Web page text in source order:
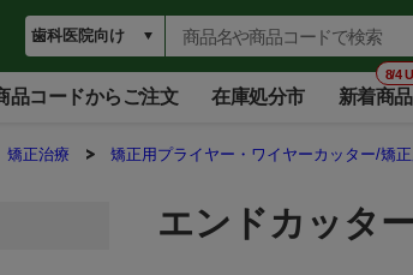
品コードからご注文 在庫処分市 新着商品
8/4
矯正治療 矯正用プライヤー・ワイヤーカッター/矯
エンドカッタ